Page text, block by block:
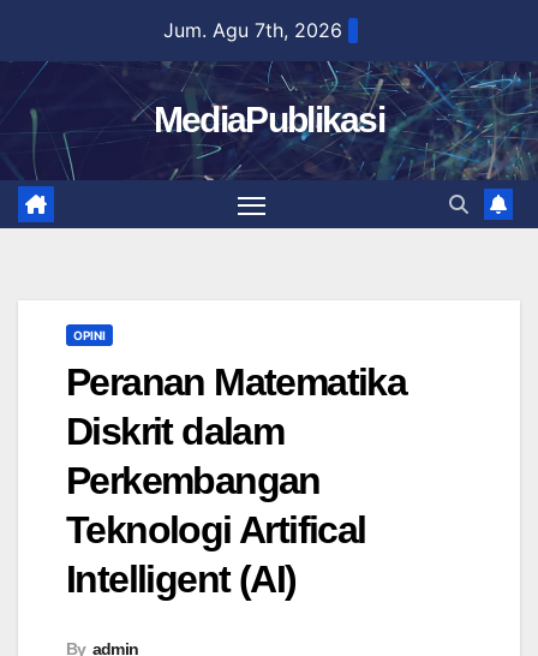
content
Jum. Agu 7th, 2026
MediaPublikasi
OPINI
Peranan Matematika
Diskrit dalam
Perkembangan
Teknologi Artifical
Intelligent (AI)
By admin